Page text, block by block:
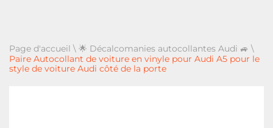
Page d'accueil \ 🌟 Décalcomanies autocollantes Audi 🚙 \
Paire Autocollant de voiture en vinyle pour Audi A5 pour le
style de voiture Audi côté de la porte